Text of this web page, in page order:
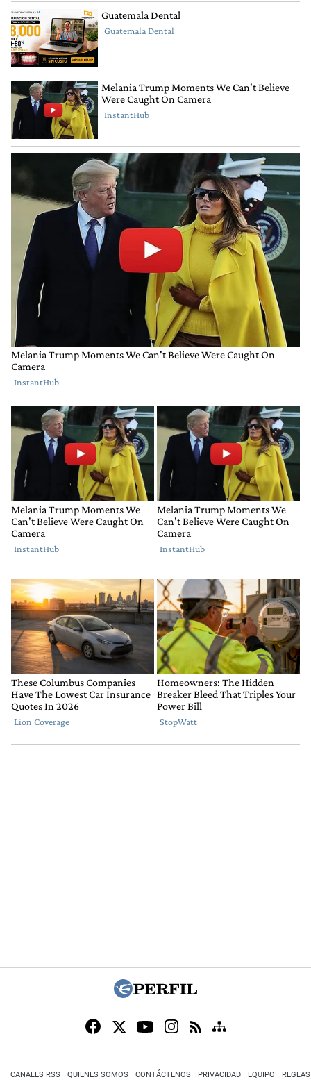
CANALES RSS QUIENES SOMOS CONTÁCTENOS PRIVACIDAD EQUIPO